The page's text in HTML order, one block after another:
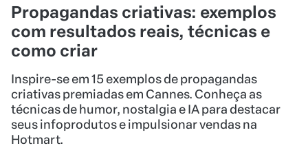
Propagandas criativas: exemplos
com resultados reais, técnicas e
como criar
Inspire-se em 15 exemplos de propagandas
criativas premiadas em Cannes. Conheça as
técnicas de humor, nostalgia e IA para destacar
seus infoprodutos e impulsionar vendas na
Hotmart.